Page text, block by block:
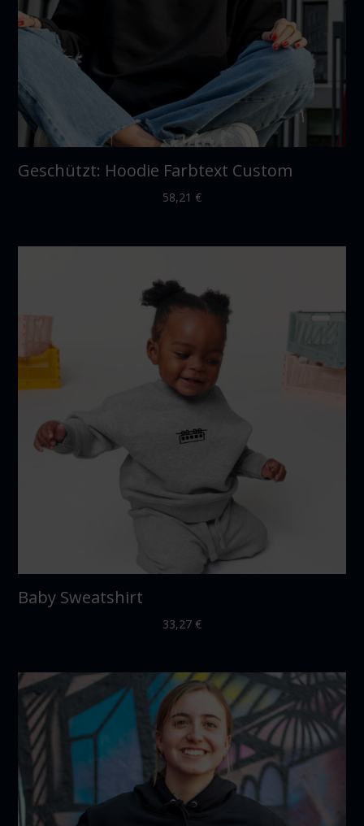
Geschützt: Hoodie Farbtext Custom
58,21 €
Baby Sweatshirt
33,27 €